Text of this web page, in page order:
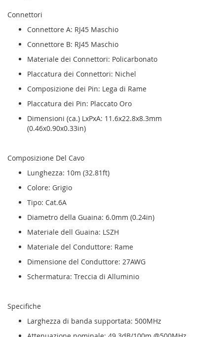
Connettori
Connettore A: RJ45 Maschio
Connettore B: RJ45 Maschio
Materiale dei Connettori: Policarbonato
Placcatura dei Connettori: Nichel
Composizione dei Pin: Lega di Rame
Placcatura dei Pin: Placcato Oro
Dimensioni (ca.) LxPxA: 11.6x22.8x8.3mm
(0.46x0.90x0.33in)
Composizione Del Cavo
Lunghezza: 10m (32.81ft)
Colore: Grigio
Tipo: Cat.6A
Diametro della Guaina: 6.0mm (0.24in)
Materiale dell Guaina: LSZH
Materiale del Conduttore: Rame
Dimensione del Conduttore: 27AWG
Schermatura: Treccia di Alluminio
Specifiche
Larghezza di banda supportata: 500MHz